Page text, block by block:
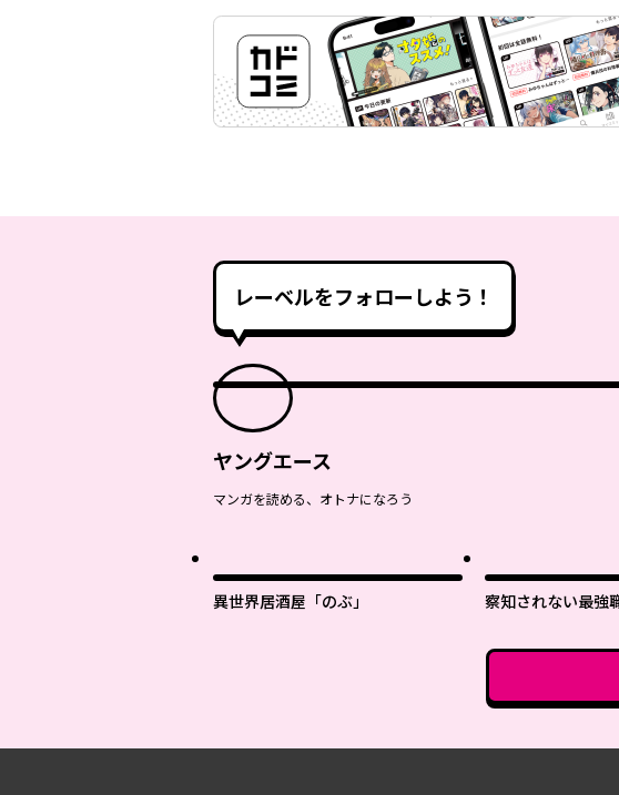
レーベルをフォローしよう！
ヤングエース
マンガを読める、オトナになろう
異世界居酒屋「のぶ」 察知されない最強